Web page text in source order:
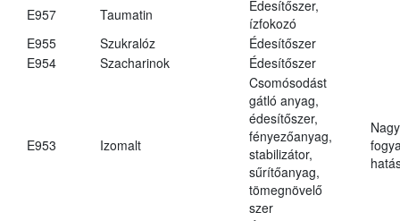
E957
Taumatin
Édesítőszer,
ízfokozó
E955
Szukralóz
Édesítőszer
E954
Szacharinok Édesítőszer
E953 Izomalt
Csomósodást
gátló anyag,
édesítőszer,
fényezőanyag,
stabilizátor,
sűrítőanyag,
tömegnövelő
szer